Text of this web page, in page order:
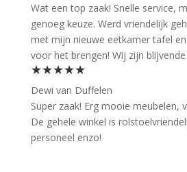
Wat een top zaak! Snelle service,
genoeg keuze. Werd vriendelijk
met mijn nieuwe eetkamer tafel
voor het brengen! Wij zijn
★★★★★
Dewi van Duffelen
Super zaak! Erg mooie meubelen,
De gehele winkel is
personeel enzo!